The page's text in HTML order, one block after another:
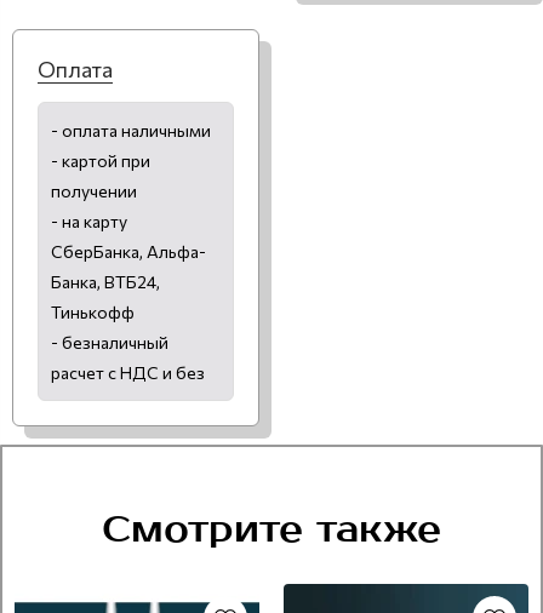
Оплата
- оплата наличными
- картой при
получении
- на карту
СберБанка, Альфа-
Банка, ВТБ24,
Тинькофф
- безналичный
расчет с НДС и без
Смотрите также